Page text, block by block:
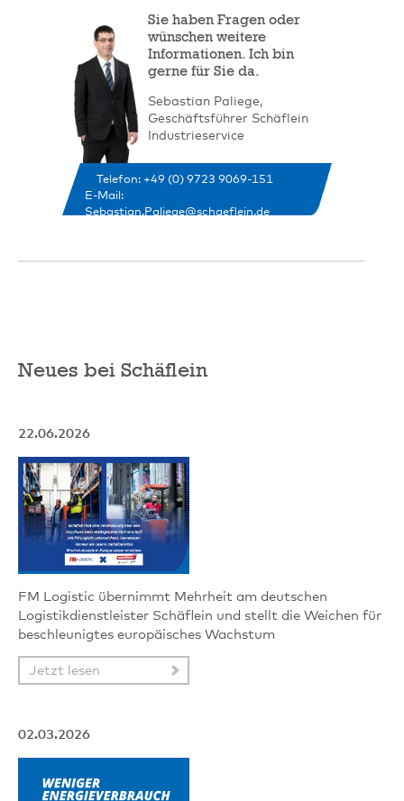
Sie haben Fragen oder
wünschen weitere
Informationen. Ich bin
gerne für Sie da.
Sebastian Paliege,
Geschäftsführer Schäflein
Industrieservice
Telefon: +49 (0) 9723 9069-151
E-Mail:
Sebastian.Paliege@schaeflein.de
Neues bei Schäflein
22.06.2026
FM Logistic übernimmt Mehrheit am deutschen
Logistikdienstleister Schäflein und stellt die Weichen für
beschleunigtes europäisches Wachstum
Jetzt lesen
02.03.2026